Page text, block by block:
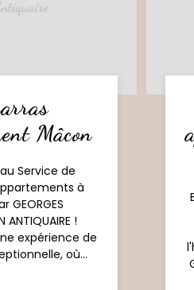
Mâcon
Service de
à
GEORGES
ANTIQUAIRE !
expérience de
où...